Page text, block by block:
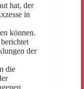
hat, der
in
können.
der
die